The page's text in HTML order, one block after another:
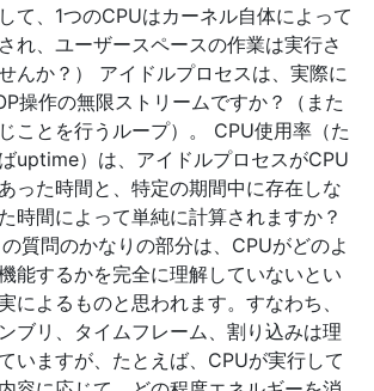
して、1つのCPUはカーネル自体によって
れ、ユーザースペースの作業は実行さ
んか？） アイドルプロセスは、実際に
操作の無限ストリームですか？（また
ことを行うループ）。 CPU使用率（た
uptime）は、アイドルプロセスがCPU
あった時間と、特定の期間中に存在しな
時間によって単純に計算されますか？
質問のかなりの部分は、CPUがどのよ
能するかを完全に理解していないとい
によるものと思われます。すなわち、
ブリ、タイムフレーム、割り込みは理
いますが、たとえば、CPUが実行して